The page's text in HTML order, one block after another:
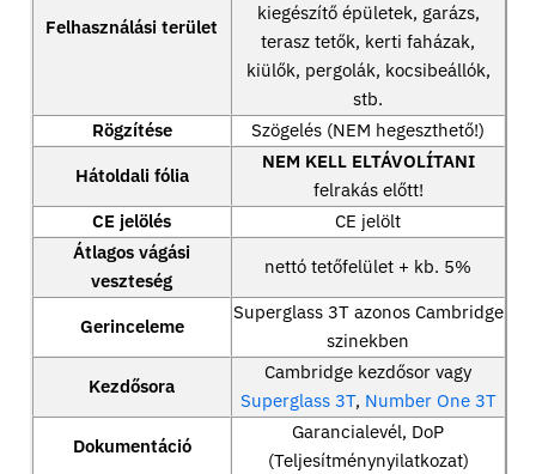
Felhasználási terület
kiegészítő épületek, garázs,
terasz tetők, kerti faházak,
kiülők, pergolák, kocsibeállók,
stb.
Rögzítése
Szögelés (NEM hegeszthető!)
Hátoldali fólia
NEM KELL ELTÁVOLÍTANI
felrakás előtt!
CE jelölés
CE jelölt
Átlagos vágási
veszteség
nettó tetőfelület + kb. 5%
Gerinceleme
Superglass 3T azonos Cambridge
szinekben
Kezdősora
Cambridge kezdősor vagy
Superglass 3T, Number One 3T
Dokumentáció
Garancialevél, DoP
(Teljesítménynyilatkozat)